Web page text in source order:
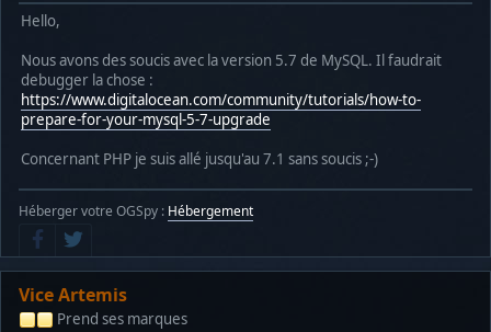
Hello,
Nous avons des soucis avec la version 5.7 de MySQL. Il faudrait
debugger la chose :
https://www.digitalocean.com/community/tutorials/how-to-
prepare-for-your-mysql-5-7-upgrade
Concernant PHP je suis allé jusqu'au 7.1 sans soucis ;-)
Héberger votre OGSpy : Hébergement
Vice Artemis
Prend ses marques